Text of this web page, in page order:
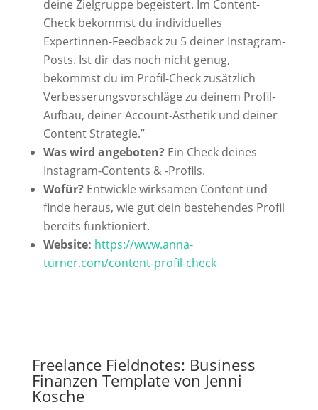
deine Zielgruppe begeistert. Im Content-
Check bekommst du individuelles
Expertinnen-Feedback zu 5 deiner Instagram-
Posts. Ist dir das noch nicht genug,
bekommst du im Profil-Check zusätzlich
Verbesserungsvorschläge zu deinem Profil-
Aufbau, deiner Account-Ästhetik und deiner
Content Strategie.”
Was wird angeboten?Ein Check deines
Instagram-Contents & -Profils.
Wofür?Entwickle wirksamen Content und
finde heraus, wie gut dein bestehendes Profil
bereits funktioniert.
Website: https://www.anna-
turner.com/content-profil-check
Freelance Fieldnotes: Business
Finanzen Template von Jenni
Kosche